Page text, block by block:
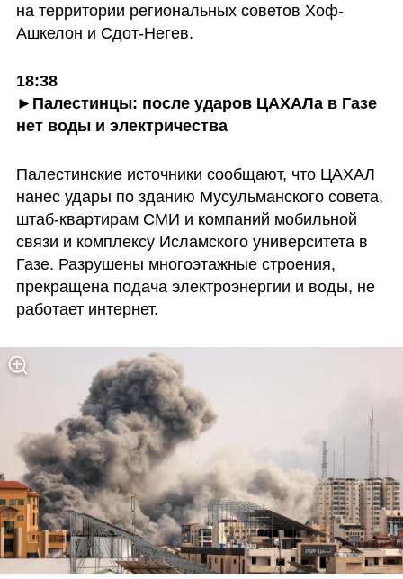
на территории региональных советов Хоф-
Ашкелон и Сдот-Негев.
18:38
►Палестинцы: после ударов ЦАХАЛа в Газе
нет воды и электричества
Палестинские источники сообщают, что ЦАХАЛ
нанес удары по зданию Мусульманского совета,
штаб-квартирам СМИ и компаний мобильной
связи и комплексу Исламского университета в
Газе. Разрушены многоэтажные строения,
прекращена подача электроэнергии и воды, не
работает интернет.